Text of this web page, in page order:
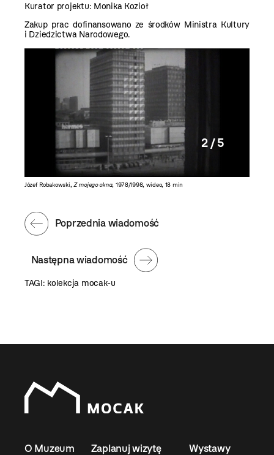
Kurator projektu: Monika Kozioł
Zakup prac dofinansowano ze środków Ministra Kultury
i Dziedzictwa Narodowego.
Józef Robakowski, Z mojego okna, 1978/1998, wideo, 18 min
2 / 5
Następna wiadomość
Poprzednia wiadomość
TAGI: kolekcja mocak-u
O Muzeum Zaplanuj wizytę Wystawy